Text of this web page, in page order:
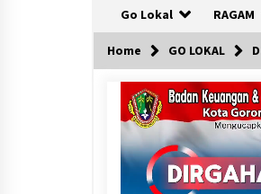
Go Lokal RAGAM
Home GO LOKAL